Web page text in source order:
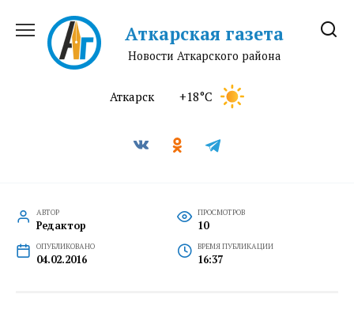
содержанию
Аткарская газета
Новости Аткарского района
Аткарск +18°C
АВТОР
Редактор
ПРОСМОТРОВ
10
ОПУБЛИКОВАНО
04.02.2016
ВРЕМЯ ПУБЛИКАЦИИ
16:37